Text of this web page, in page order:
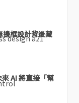
框設計背後藏
AI 將直接「幫